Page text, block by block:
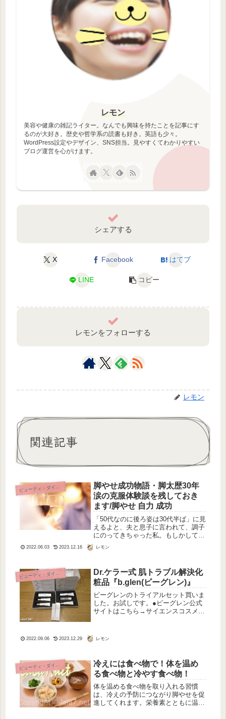
レモン
美容や健康の雑記ライター。なんでも興味を持たことを記事にす
るのが大好き。歴史や哲学系の読書も好き。英語も少々。
WordPress設定やデザイン、SNS担当。見やすくてわかりやすい
ブログ運営を心がけます。
シェアする
X Facebook はてブ
LINE コピー
レモンをフォローする
レモン
関連記事
ビ
ューティ・ダイエット
脚やせ成功物語・脚太歴30年
涙の克服体験談を残しておき
ます/脚やせ 自力 成功
「50代なのに後ろ姿は30代半ば」に見
えるよと、夫と息子に言われて、調子
にのってきちゃった私。もしかして美
脚やせ成功物語・脚太歴30年涙の克服
2022.06.03 2023.12.16 レモン
ビ
ューティ・ダイエット
Dr.ケラー式 肌トラブル解決化
粧品『b.glen(ビーグレン)』
ビーグレンのトライアルセット買いま
した。お試しです。●ビーグレン公式
サイトはこちら→サイエンスコスメ
ット肌の悩みごとにフォーカスした新
2022.09.06 2023.12.29 レモン
ビ
ューティ・ダイエット
冷えには食べ物で！体を温め
る食べ物と冷やす食べ物！
体を温める食べ物を取り入れる習慣
は、冷えの予防につながり脚やせを促
進してくれます。栄養素とともに温め